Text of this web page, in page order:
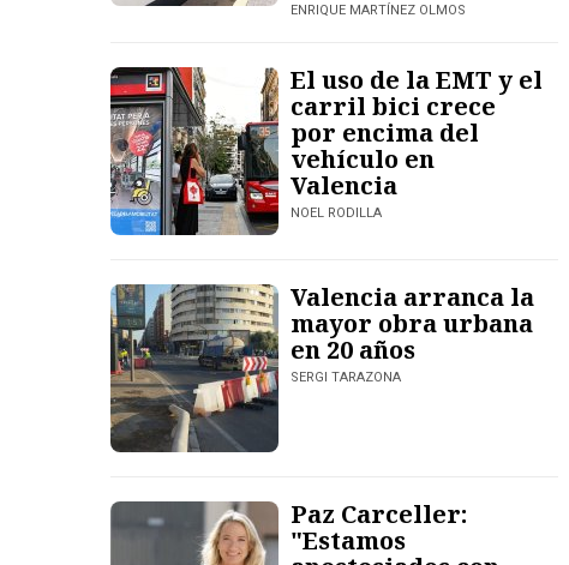
ENRIQUE MARTÍNEZ OLMOS
El uso de la EMT y el
carril bici crece
por encima del
vehículo en
Valencia
NOEL RODILLA
Valencia arranca la
mayor obra urbana
en 20 años
SERGI TARAZONA
Paz Carceller:
"Estamos